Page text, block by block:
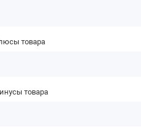
товара
товара